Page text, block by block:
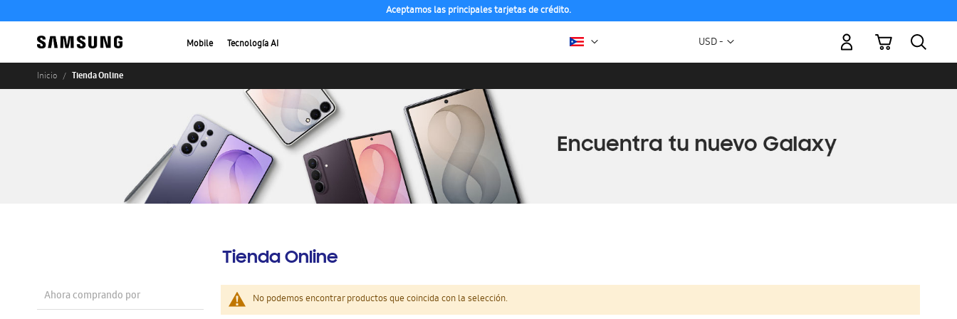
Aceptamos las principales tarjetas de crédito.
Mobile Tecnología AI Moneda
USD -
Mi carrito
Inicio Tienda Online
Tienda Online
No podemos encontrar productos que coincida con la selección.
Ahora comprando por